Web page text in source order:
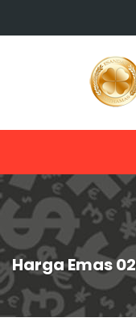
Harga Emas